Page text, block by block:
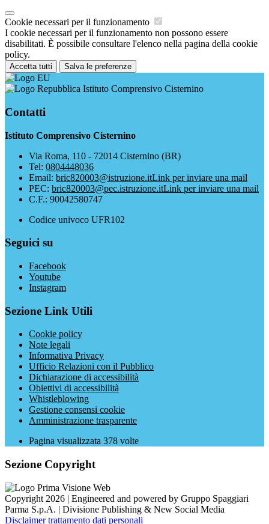
Cookie necessari per il funzionamento
I cookie necessari per il funzionamento non possono essere
disabilitati. È possibile consultare l'elenco nella pagina della cookie
policy.
Accetta tutti Salva le preferenze
Istituto Comprensivo Cisternino
Contatti
Istituto Comprensivo Cisternino
Via Roma, 110 - 72014 Cisternino (BR)
Tel: 0804448036
Email: bric820003@istruzione.itLink per inviare una mail
PEC: bric820003@pec.istruzione.itLink per inviare una mail
C.F.: 90042580747
Codice univoco UFR102
Seguici su
Facebook
Youtube
Instagram
Sezione Link Utili
Cookie policy
Note legali
Informativa Privacy
Ufficio Relazioni con il Pubblico
Dichiarazione di accessibilità
Obiettivi di accessibilità
Whistleblowing
Gestione consensi cookie
Amministrazione trasparente
Pagina visualizzata 378 volte
Sezione Copyright
Copyright 2026 | Engineered and powered by Gruppo Spaggiari
Parma S.p.A. | Divisione Publishing & New Social Media
Disclaimer trattamento dati personali